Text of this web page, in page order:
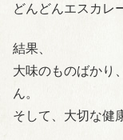
どんどんエスカレ
結果、
大味のものばかり
ん。
そして、大切な健